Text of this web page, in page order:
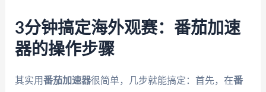
3分钟搞定海外观赛：番茄加速
器的操作步骤
其实用番茄加速器很简单，几步就能搞定：首先，在番